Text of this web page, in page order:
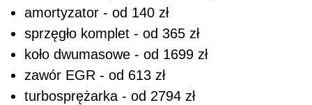
amortyzator - od 140 zł
sprzęgło komplet - od 365 zł
koło dwumasowe - od 1699 zł
zawór EGR - od 613 zł
turbosprężarka - od 2794 zł